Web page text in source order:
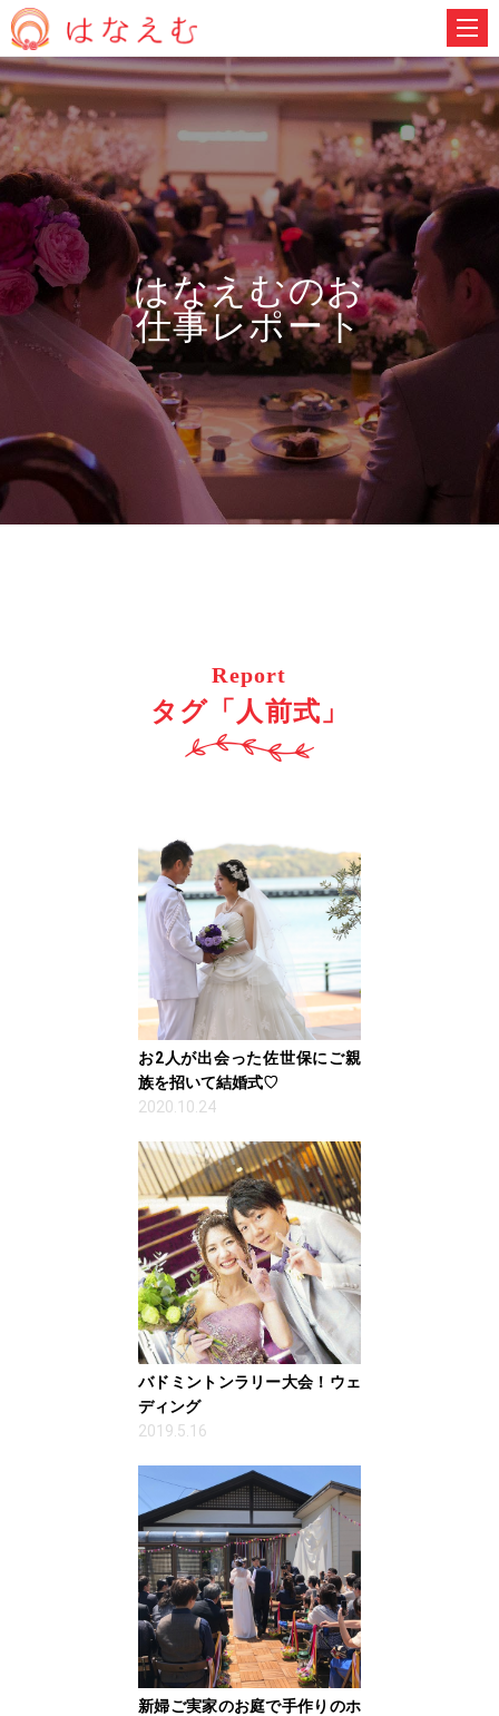
はなえむのお
仕事レポート
Report
タグ「人前式」
お2人が出会った佐世保にご親
族を招いて結婚式♡
2020.10.24
バドミントンラリー大会！ウェ
ディング
2019.5.16
新婦ご実家のお庭で手作りのホ